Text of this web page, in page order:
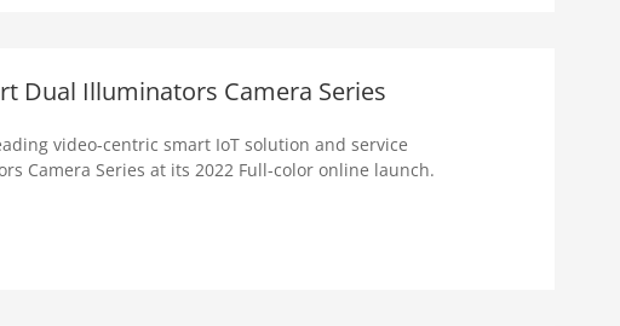
Dual Illuminators Camera Series
video-centric smart IoT solution and service
Camera Series at its 2022 Full-color online launch.